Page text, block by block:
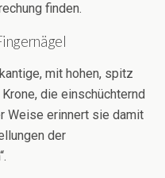
finden.
mit hohen, spitz
die einschüchternd
Weise erinnert sie damit
der